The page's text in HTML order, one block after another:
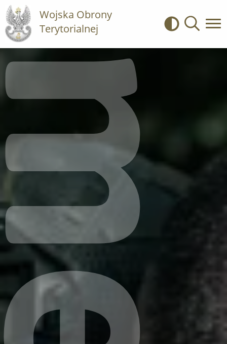
Wojska Obrony
Terytorialnej
Kontrast